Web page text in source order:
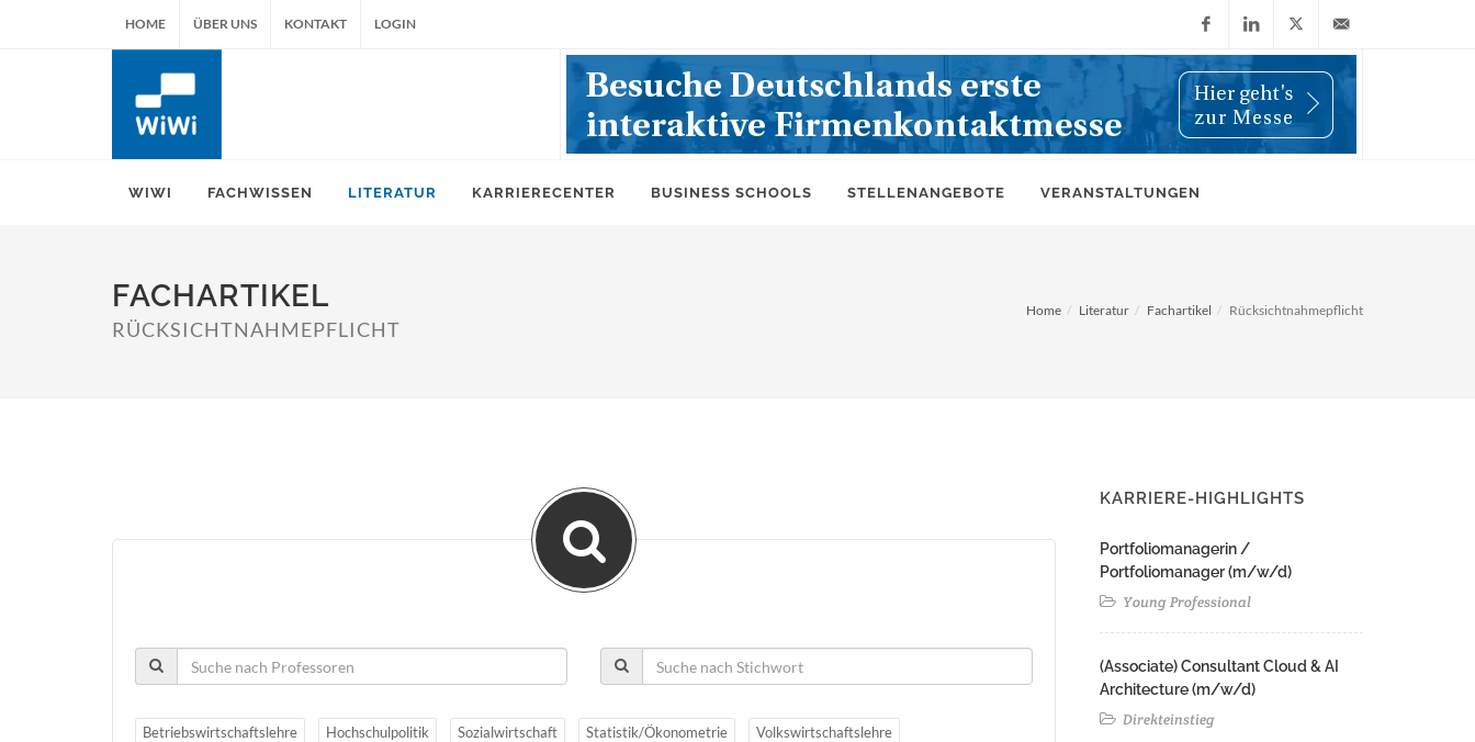
HOME ÜBER UNS KONTAKT LOGIN
FacebookLinkedIn
X
(Twitter)
info@wiwi-
WIWI FACHWISSEN LITERATUR KARRIERECENTER BUSINESS SCHOOLS STELLENANGEBOTE VERANSTALTUNGEN
FACHARTIKEL
RÜCKSICHTNAHMEPFLICHT
Home Literatur Fachartikel Rücksichtnahmepflicht
Betriebswirtschaftslehre Hochschulpolitik Sozialwirtschaft Statistik/Ökonometrie Volkswirtschaftslehre
KARRIERE-HIGHLIGHTS
Portfoliomanagerin /
Portfoliomanager (m/w/d)
Young Professional
(Associate) Consultant Cloud & AI
Architecture (m/w/d)​ ​
Direkteinstieg